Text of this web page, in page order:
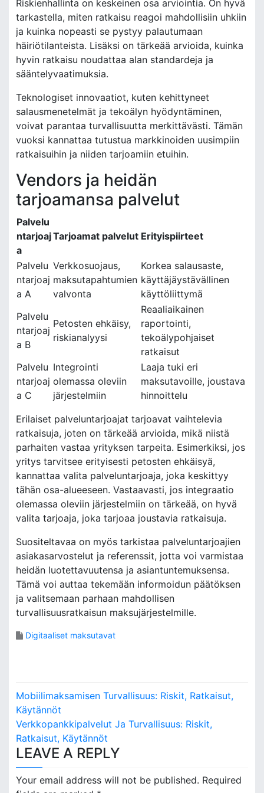
Riskienhallinta on keskeinen osa arviointia. On hyvä
tarkastella, miten ratkaisu reagoi mahdollisiin uhkiin
ja kuinka nopeasti se pystyy palautumaan
häiriötilanteista. Lisäksi on tärkeää arvioida, kuinka
hyvin ratkaisu noudattaa alan standardeja ja
sääntelyvaatimuksia.
Teknologiset innovaatiot, kuten kehittyneet
salausmenetelmät ja tekoälyn hyödyntäminen,
voivat parantaa turvallisuutta merkittävästi. Tämän
vuoksi kannattaa tutustua markkinoiden uusimpiin
ratkaisuihin ja niiden tarjoamiin etuihin.
Vendors ja heidän
tarjoamansa palvelut
Palvelu
ntarjoaj
a
Tarjoamat palvelut Erityispiirteet
Palvelu
ntarjoaj
a A
Verkkosuojaus,
maksutapahtumien
valvonta
Korkea salausaste,
käyttäjäystävällinen
käyttöliittymä
Palvelu
ntarjoaj
a B
Petosten ehkäisy,
riskianalyysi
Reaaliaikainen
raportointi,
tekoälypohjaiset
ratkaisut
Palvelu
ntarjoaj
a C
Integrointi
olemassa oleviin
järjestelmiin
Laaja tuki eri
maksutavoille, joustava
hinnoittelu
Erilaiset palveluntarjoajat tarjoavat vaihtelevia
ratkaisuja, joten on tärkeää arvioida, mikä niistä
parhaiten vastaa yrityksen tarpeita. Esimerkiksi, jos
yritys tarvitsee erityisesti petosten ehkäisyä,
kannattaa valita palveluntarjoaja, joka keskittyy
tähän osa-alueeseen. Vastaavasti, jos integraatio
olemassa oleviin järjestelmiin on tärkeää, on hyvä
valita tarjoaja, joka tarjoaa joustavia ratkaisuja.
Suositeltavaa on myös tarkistaa palveluntarjoajien
asiakasarvostelut ja referenssit, jotta voi varmistaa
heidän luotettavuutensa ja asiantuntemuksensa.
Tämä voi auttaa tekemään informoidun päätöksen
ja valitsemaan parhaan mahdollisen
turvallisuusratkaisun maksujärjestelmille.
Digitaaliset maksutavat
P
o
s
t
n
Mobiilimaksamisen Turvallisuus: Riskit, Ratkaisut,
Käytännöt
Verkkopankkipalvelut Ja Turvallisuus: Riskit,
Ratkaisut, Käytännöt
LEAVE A REPLY
Your email address will not be published. Required